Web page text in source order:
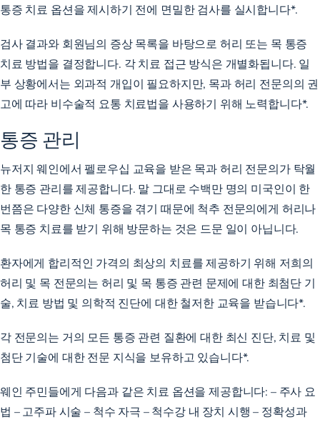
통증 치료 옵션을 제시하기 전에 면밀한 검사를 실시합니다*.
검사 결과와 회원님의 증상 목록을 바탕으로 허리 또는 목 통증
치료 방법을 결정합니다. 각 치료 접근 방식은 개별화됩니다. 일
부 상황에서는 외과적 개입이 필요하지만, 목과 허리 전문의의 권
고에 따라 비수술적 요통 치료법을 사용하기 위해 노력합니다*.
통증 관리
뉴저지 웨인에서 펠로우십 교육을 받은 목과 허리 전문의가 탁월
한 통증 관리를 제공합니다. 말 그대로 수백만 명의 미국인이 한
번쯤은 다양한 신체 통증을 겪기 때문에 척추 전문의에게 허리나
목 통증 치료를 받기 위해 방문하는 것은 드문 일이 아닙니다.
환자에게 합리적인 가격의 최상의 치료를 제공하기 위해 저희의
허리 및 목 전문의는 허리 및 목 통증 관련 문제에 대한 최첨단 기
술, 치료 방법 및 의학적 진단에 대한 철저한 교육을 받습니다*.
각 전문의는 거의 모든 통증 관련 질환에 대한 최신 진단, 치료 및
첨단 기술에 대한 전문 지식을 보유하고 있습니다*.
웨인 주민들에게 다음과 같은 치료 옵션을 제공합니다: – 주사 요
법 – 고주파 시술 – 척수 자극 – 척수강 내 장치 시행 – 정확성과